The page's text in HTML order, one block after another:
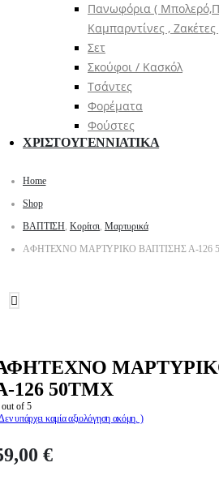
Πανωφόρια (
Καμπαρντίνες ,
Σετ
Σκούφοι / Κασκόλ
Τσάντες
Φορέματα
Φούστες
ΧΡΙΣΤΟΥΓΕΝΝΙΑΤΙΚΑ
Home
Shop
ΒΑΠΤΙΣΗ, Κορίτσι, Μαρτυρικά
ΑΦΗΤΕΧΝΟ ΜΑΡΤΥΡΙΚΟ ΒΑΠΤΙΣΗΣ Α-126
126 50TMX
out of 5
υπάρχει καμία αξιολόγηση ακόμη. )
€